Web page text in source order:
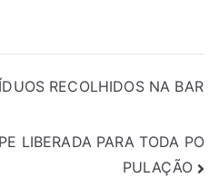
RECOLHIDOS NA BAR
LIBERADA PARA TODA PO
PULAÇÃO